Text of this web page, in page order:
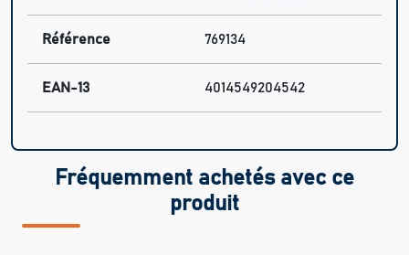
Référence 769134
EAN-13 4014549204542
Fréquemment achetés avec ce
produit